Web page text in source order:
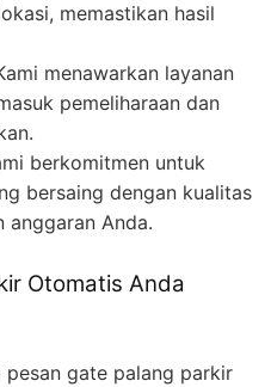
memastikan hasil
menawarkan layanan
pemeliharaan dan
berkomitmen untuk
bersaing dengan kualitas
anggaran Anda.
Otomatis Anda
gate palang parkir